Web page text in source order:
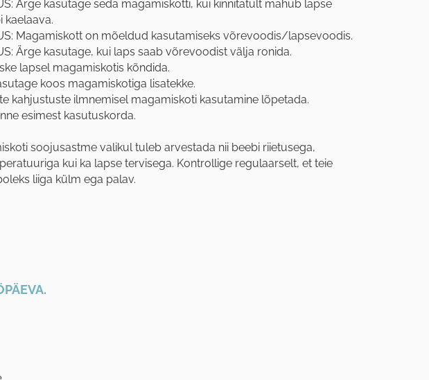
Ärge kasutage seda magamiskotti, kui kinnitatult mahub lapse
kaelaava.
Magamiskott on mõeldud kasutamiseks võrevoodis/lapsevoodis.
Ärge kasutage, kui laps saab võrevoodist välja ronida.
lapsel magamiskotis kõndida.
koos magamiskotiga lisatekke.
kahjustuste ilmnemisel magamiskoti kasutamine lõpetada.
esimest kasutuskorda.
soojusastme valikul tuleb arvestada nii beebi riietusega,
kui ka lapse tervisega. Kontrollige regulaarselt, et teie
liiga külm ega palav.